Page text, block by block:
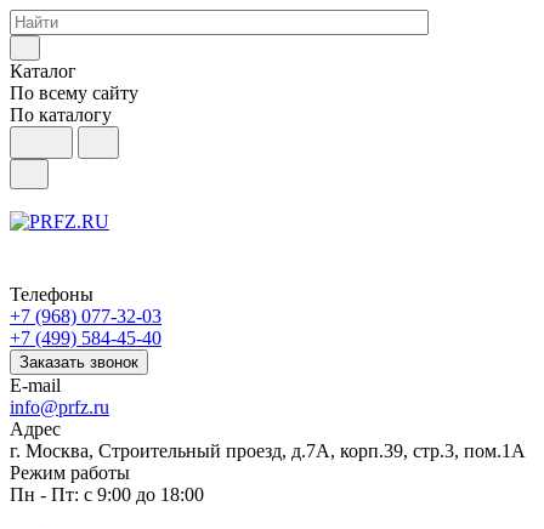
Каталог
По всему сайту
По каталогу
Телефоны
+7 (968) 077-32-03
+7 (499) 584-45-40
Заказать звонок
E-mail
info@prfz.ru
Адрес
г. Москва, Строительный проезд, д.7А, корп.39, стр.3, пом.1А
Режим работы
Пн - Пт: с 9:00 до 18:00